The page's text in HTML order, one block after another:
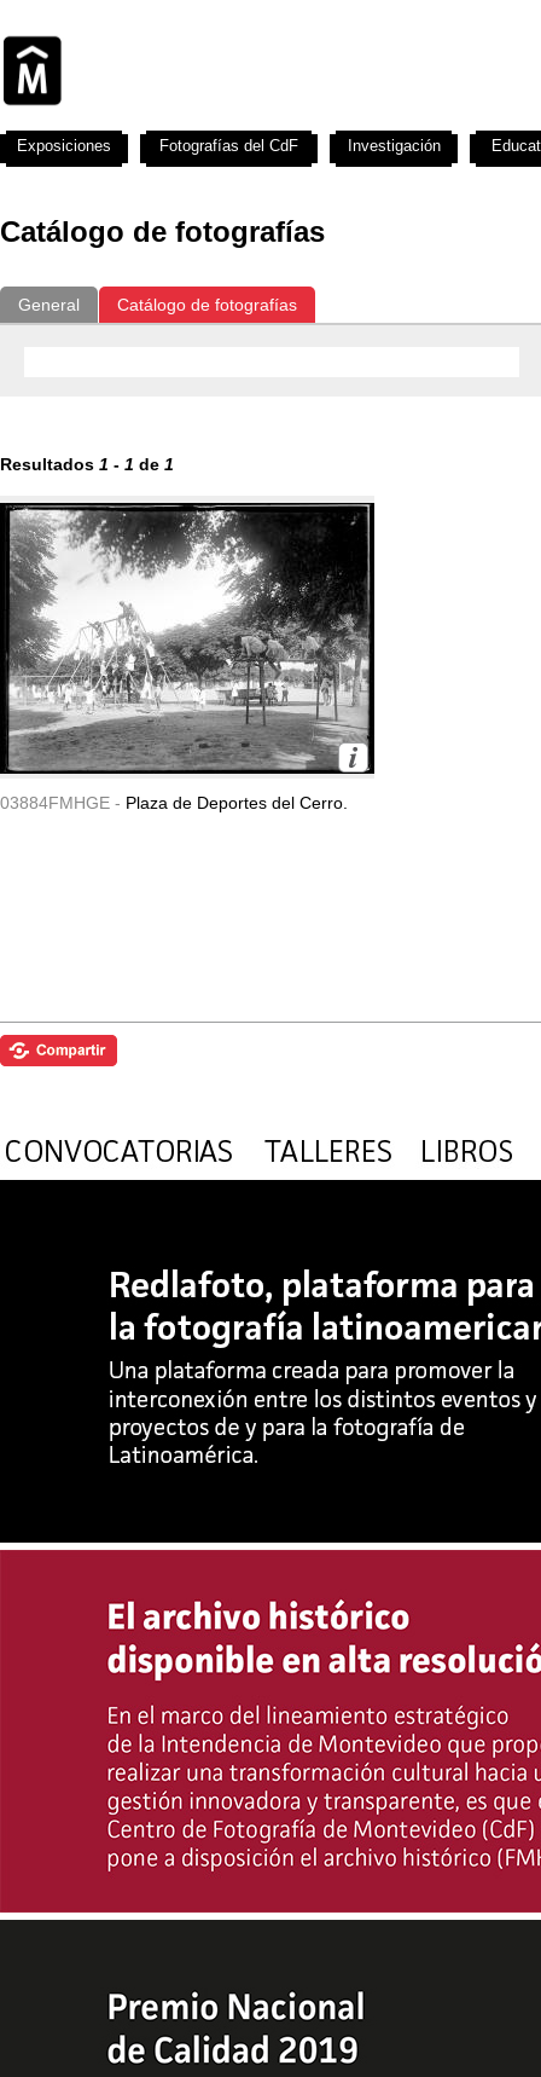
Catálogo de fotografías
General Catálogo de fotografías
Resultados 1 - 1 de 1
03884FMHGE - Plaza de Deportes del Cerro.
Exposiciones Fotografías del CdF Investigación